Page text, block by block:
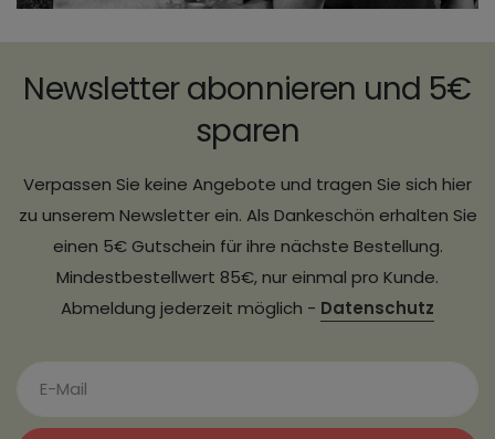
Newsletter abonnieren und 5€
sparen
Verpassen Sie keine Angebote und tragen Sie sich hier
zu unserem Newsletter ein. Als Dankeschön erhalten Sie
einen 5€ Gutschein für ihre nächste Bestellung.
Mindestbestellwert 85€, nur einmal pro Kunde.
Abmeldung jederzeit möglich - Datenschutz